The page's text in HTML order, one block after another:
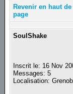
Revenir en haut de
page
SoulShake
Inscrit le: 16 Nov
Messages: 5
Localisation: